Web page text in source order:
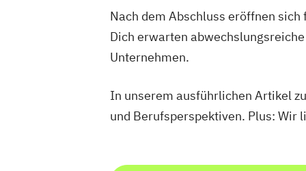
Nach dem Abschluss eröffnen
Dich erwarten
Unternehmen.
In unserem ausführlichen Artikel
und Berufsperspektiven. Plus: Wir